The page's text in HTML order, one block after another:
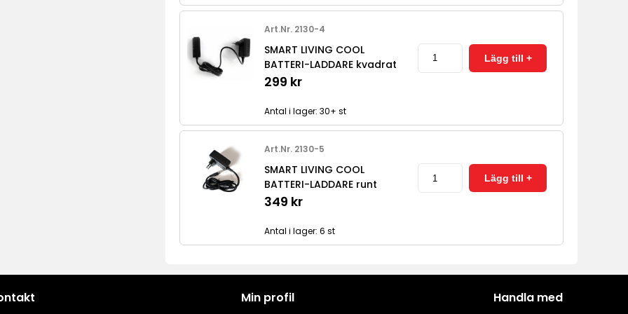
Art.Nr. 2130-4
SMART LIVING COOL
BATTERI-LADDARE kvadrat
299 kr
Antal i lager: 30+ st
Art.Nr. 2130-5
SMART LIVING COOL
BATTERI-LADDARE runt
349 kr
Antal i lager: 6 st
Min profil Handla med